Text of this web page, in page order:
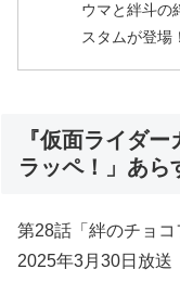
ウマと絆斗の
スタムが登場！
『仮面ライダ
ラッペ！」あら
第28話「絆のチョコ
2025年3月30日放送